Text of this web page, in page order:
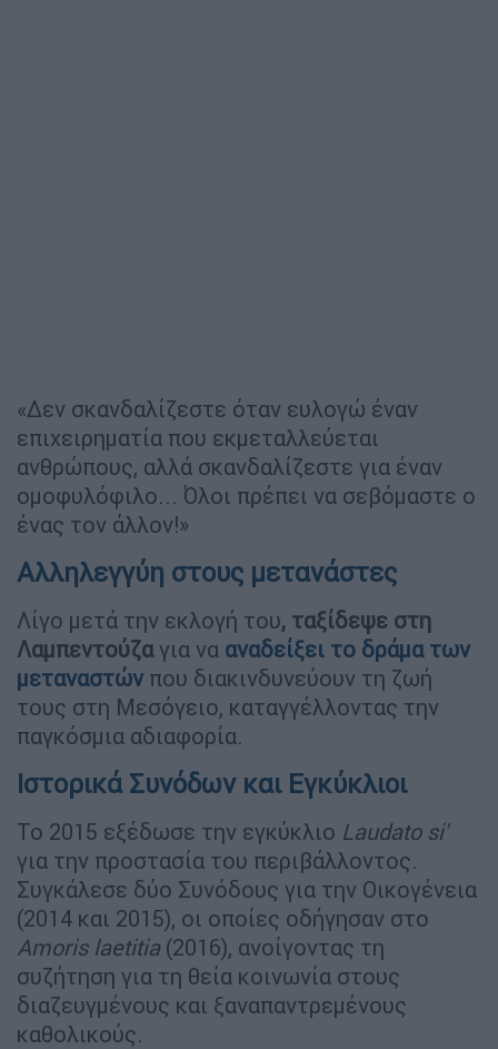
«Δεν σκανδαλίζεστε όταν ευλογώ έναν
επιχειρηματία που εκμεταλλεύεται
ανθρώπους, αλλά σκανδαλίζεστε για έναν
ομοφυλόφιλο... Όλοι πρέπει να σεβόμαστε ο
ένας τον άλλον!»
Αλληλεγγύη στους μετανάστες
Λίγο μετά την εκλογή του, ταξίδεψε στη
Λαμπεντούζαγια να αναδείξει το δράμα των
μεταναστών που διακινδυνεύουν τη ζωή
τους στη Μεσόγειο, καταγγέλλοντας την
παγκόσμια αδιαφορία.
Ιστορικά Συνόδων και Εγκύκλιοι
Το 2015 εξέδωσε την εγκύκλιο Laudato si'
για την προστασία του περιβάλλοντος.
Συγκάλεσε δύο Συνόδους για την Οικογένεια
(2014 και 2015), οι οποίες οδήγησαν στο
Amoris laetitia (2016), ανοίγοντας τη
συζήτηση για τη θεία κοινωνία στους
διαζευγμένους και ξαναπαντρεμένους
καθολικούς.